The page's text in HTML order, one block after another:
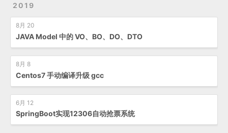
2019
8月 20
JAVA Model 中的 VO、BO、DO、DTO
8月 8
Centos7 手动编译升级 gcc
6月 12
SpringBoot实现12306自动抢票系统